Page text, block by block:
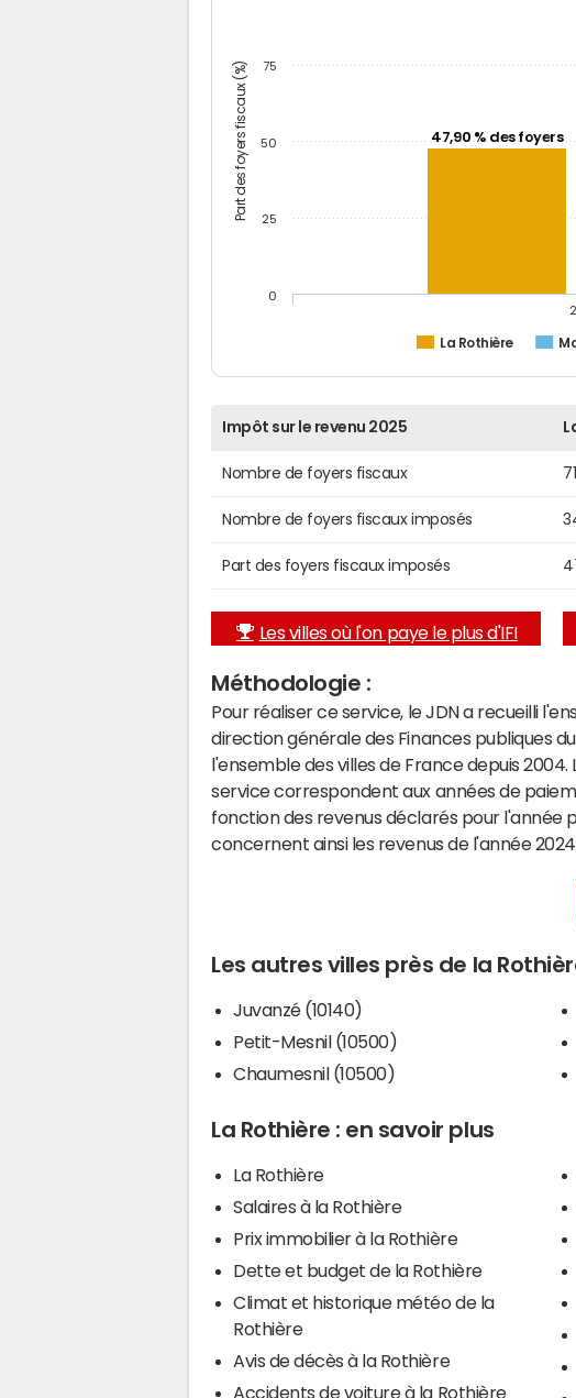
Part des foyers fiscaux (%) 47,90 % des foyers
La Rothière
0
25
50
75
Impôt sur le revenu 2025
Nombre de foyers fiscaux 71
Nombre de foyers fiscaux imposés
Part des foyers fiscaux imposés
Les villes où l'on paye le plus d'IFI
Méthodologie :
Pour réaliser ce service, le JDN a recueilli
direction générale des Finances publiques
l'ensemble des villes de France depuis
service correspondent aux années de
fonction des revenus déclarés pour l'année
concernent ainsi les revenus de l'année 2024.
Les autres villes près de la
Juvanzé (10140)
Petit-Mesnil (10500)
Chaumesnil (10500)
La Rothière : en savoir plus
La Rothière
Salaires à la Rothière
Prix immobilier à la Rothière
Dette et budget de la Rothière
Climat et historique météo de la
Rothière
Avis de décès à la Rothière
Accidents de voiture à la Rothière